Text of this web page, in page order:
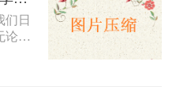
介绍
方
们日
论是
是
都